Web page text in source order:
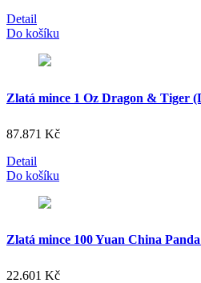
Detail
Do košíku
Zlatá mince 1 Oz Dragon & Tiger
87.871 Kč
Detail
Do košíku
Zlatá mince 100 Yuan China
22.601 Kč